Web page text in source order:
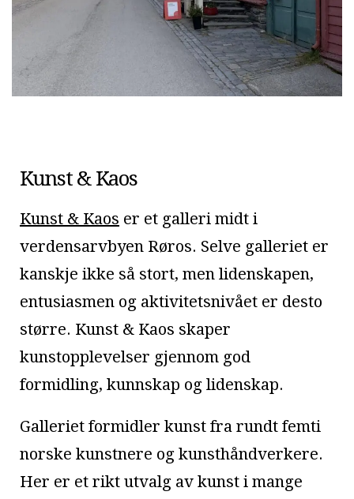
Kunst & Kaos
Kunst & Kaos er et galleri midt i
verdensarvbyen Røros. Selve galleriet er
kanskje ikke så stort, men lidenskapen,
entusiasmen og aktivitetsnivået er desto
større. Kunst & Kaos skaper
kunstopplevelser gjennom god
formidling, kunnskap og lidenskap.
Galleriet formidler kunst fra rundt femti
norske kunstnere og kunsthåndverkere.
Her er et rikt utvalg av kunst i mange